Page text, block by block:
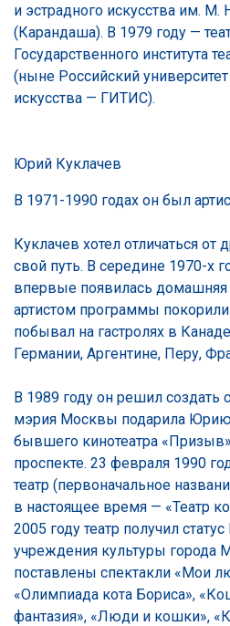
и эстрадного искусства им. М.
(Карандаша). В 1979 году —
Государственного института
(ныне Российский университет
искусства — ГИТИС).
Юрий Куклачев
В 1971-1990 годах он был
Куклачев хотел отличаться от
свой путь. В середине 1970-х
впервые появилась
артистом программы
побывал на гастролях в
Германии, Аргентине, Перу,
В 1989 году он решил создать
мэрия Москвы подарила
бывшего кинотеатра
проспекте. 23 февраля 1990
театр (первоначальное
в настоящее время — «Театр
2005 году театр получил
учреждения культуры города
поставлены спектакли «Мои
«Олимпиада кота Бориса»,
фантазия», «Люди и кошки»,